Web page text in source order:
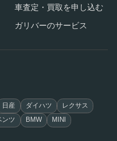
車査定・買取を申し込む
ガリバーのサービス
日産 ダイハツ レクサス
ンツ BMW MINI